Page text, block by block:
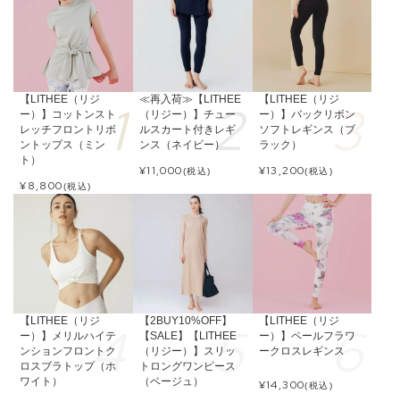
【LITHEE（リジ
ー）】コットンスト
レッチフロントリボ
ントップス（ミン
ト）
¥8,800(税込)
≪再入荷≫【LITHEE
（リジー）】チュー
ルスカート付きレギ
ンス（ネイビー）
¥11,000(税込)
【LITHEE（リジ
ー）】バックリボン
ソフトレギンス（ブ
ラック）
¥13,200(税込)
【LITHEE（リジ
ー）】メリルハイテ
ンションフロントク
ロスブラトップ（ホ
ワイト）
【2BUY10%OFF】
【SALE】【LITHEE
（リジー）】スリッ
トロングワンピース
（ベージュ）
【LITHEE（リジ
ー）】ペールフラワ
ークロスレギンス
¥14,300(税込)